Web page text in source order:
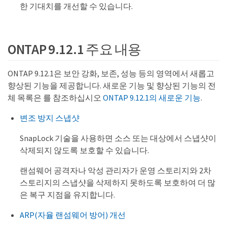
한 기대치를 개선할 수 있습니다.
ONTAP 9.12.1 주요 내용
ONTAP 9.12.1은 보안 강화, 보존, 성능 등의 영역에서 새롭고
향상된 기능을 제공합니다. 새로운 기능 및 향상된 기능의 전
체 목록은 를 참조하십시오 ONTAP 9.12.1의 새로운 기능.
변조 방지 스냅샷
SnapLock 기술을 사용하면 소스 또는 대상에서 스냅샷이
삭제되지 않도록 보호할 수 있습니다.
랜섬웨어 공격자나 악성 관리자가 운영 스토리지와 2차
스토리지의 스냅샷을 삭제하지 못하도록 보호하여 더 많
은 복구 지점을 유지합니다.
ARP(자율 랜섬웨어 방어) 개선